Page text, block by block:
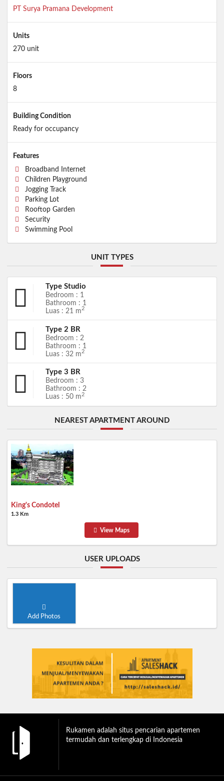
PT Surya Pramana Development
Units
270 unit
Floors
8
Building Condition
Ready for occupancy
Features
Broadband Internet
Children Playground
Jogging Track
Parking Lot
Rooftop Garden
Security
Swimming Pool
UNIT TYPES
Type Studio
Bedroom : 1
Bathroom : 1
Luas : 21 m2
Type 2 BR
Bedroom : 2
Bathroom : 1
Luas : 32 m2
Type 3 BR
Bedroom : 3
Bathroom : 2
Luas : 50 m2
NEAREST APARTMENT AROUND
King's Condotel
1.3 Km
View Maps
USER UPLOADS
Add Photos
Rukamen adalah situs pencarian apartemen
termudah dan terlengkap di Indonesia